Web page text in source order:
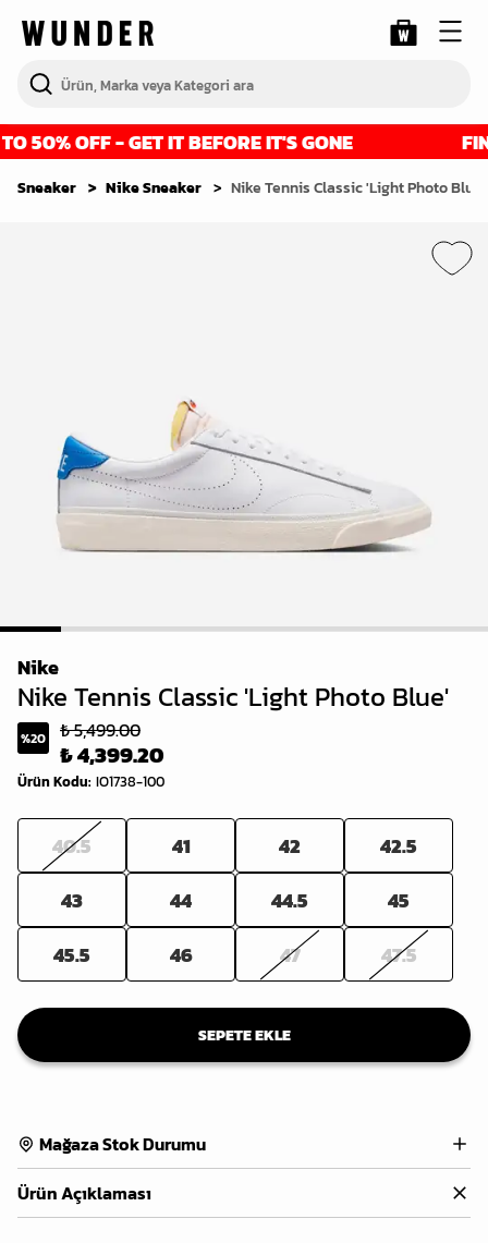
OFF - GET IT BEFORE IT'S GONE
Sneaker Nike Sneaker Nike Tennis Classic 'Light Photo Blue'
1 2 3 4 5 6 7 8
Nike
Nike Tennis Classic 'Light Photo Blue'
%20 ₺ 5,499.00
₺ 4,399.20
Ürün Kodu: IO1738-100
40.5 41 42
42.5
43
44 44.5
45
45.5
46 47 47.5
SEPETE EKLE
Mağaza Stok Durumu
Ürün Açıklaması